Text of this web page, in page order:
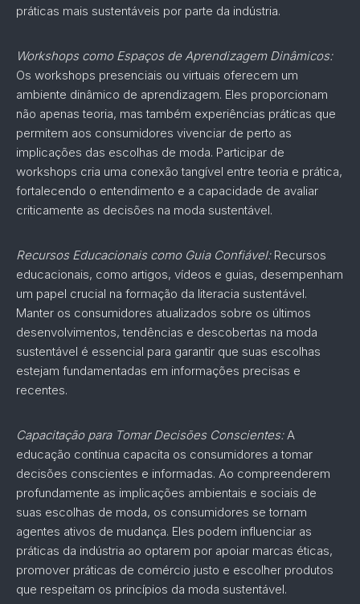
práticas mais sustentáveis por parte da indústria.
Workshops como Espaços de Aprendizagem Dinâmicos:
Os workshops presenciais ou virtuais oferecem um
ambiente dinâmico de aprendizagem. Eles proporcionam
não apenas teoria, mas também experiências práticas que
permitem aos consumidores vivenciar de perto as
implicações das escolhas de moda. Participar de
workshops cria uma conexão tangível entre teoria e prática,
fortalecendo o entendimento e a capacidade de avaliar
criticamente as decisões na moda sustentável.
Recursos Educacionais como Guia Confiável:Recursos
educacionais, como artigos, vídeos e guias, desempenham
um papel crucial na formação da literacia sustentável.
Manter os consumidores atualizados sobre os últimos
desenvolvimentos, tendências e descobertas na moda
sustentável é essencial para garantir que suas escolhas
estejam fundamentadas em informações precisas e
recentes.
Capacitação para Tomar Decisões Conscientes:A
educação contínua capacita os consumidores a tomar
decisões conscientes e informadas. Ao compreenderem
profundamente as implicações ambientais e sociais de
suas escolhas de moda, os consumidores se tornam
agentes ativos de mudança. Eles podem influenciar as
práticas da indústria ao optarem por apoiar marcas éticas,
promover práticas de comércio justo e escolher produtos
que respeitam os princípios da moda sustentável.